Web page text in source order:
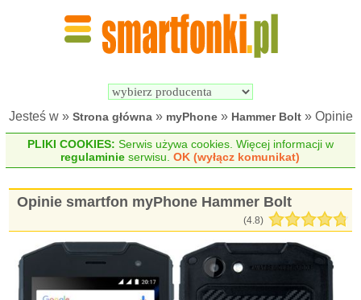
Jesteś w » Strona główna» myPhone» Hammer Bolt» Opinie
PLIKI COOKIES: Serwis używa cookies. Więcej informacji w
regulaminie serwisu.OK (wyłącz komunikat)
Opinie smartfon myPhone Hammer Bolt
(4.8)